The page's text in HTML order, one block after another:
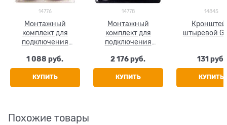
14776
Монтажный
комплект для
подключения
размер 1/2"
1 088 руб.
КУПИТЬ
14778
Монтажный
комплект для
подключения
размер 1/2"
2 176 руб.
КУПИТЬ
14845
штыревой
131 руб.
КУПИТЬ
Похожие товары